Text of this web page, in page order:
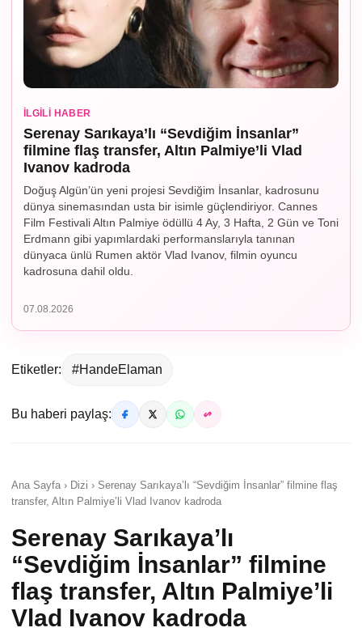
İLGILI HABER
Serenay Sarıkaya’lı “Sevdiğim İnsanlar”
filmine flaş transfer, Altın Palmiye’li Vlad
Ivanov kadroda
Doğuş Algün’ün yeni projesi Sevdiğim İnsanlar, kadrosunu
dünya sinemasından usta bir isimle güçlendiriyor. Cannes
Film Festivali Altın Palmiye ödüllü 4 Ay, 3 Hafta, 2 Gün ve Toni
Erdmann gibi yapımlardaki performanslarıyla tanınan
dünyaca ünlü Rumen aktör Vlad Ivanov, filmin oyuncu
kadrosuna dahil oldu.
07.08.2026
Etiketler: #HandeElaman
Bu haberi paylaş:
Ana Sayfa › Dizi › Serenay Sarıkaya’lı “Sevdiğim İnsanlar” filmine flaş
transfer, Altın Palmiye’li Vlad Ivanov kadroda
Serenay Sarıkaya’lı
“Sevdiğim İnsanlar” filmine
flaş transfer, Altın Palmiye’li
Vlad Ivanov kadroda